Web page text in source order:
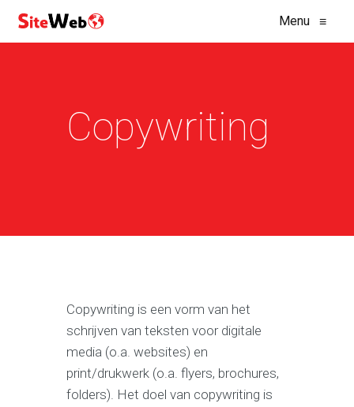
Menu ≡
Copywriting
Copywriting is een vorm van het
schrijven van teksten voor digitale
media (o.a. websites) en
print/drukwerk (o.a. flyers, brochures,
folders). Het doel van copywriting is